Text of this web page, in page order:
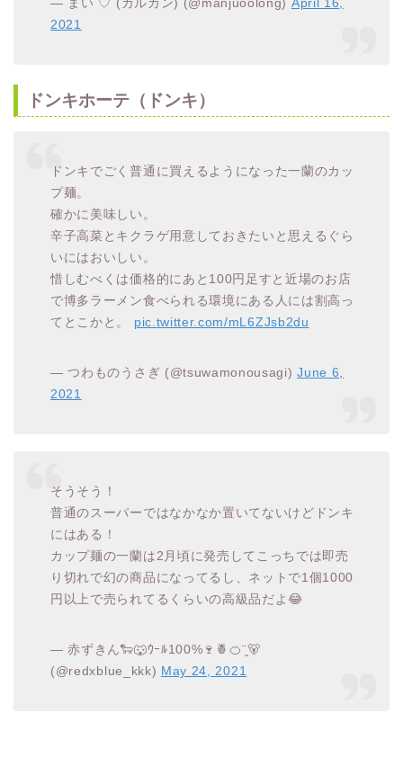
— まい ♡ (カルカン) (@manjuoolong) April 16,
2021
ドンキホーテ（ドンキ）
ドンキでごく普通に買えるようになった一蘭のカッ
プ麺。
確かに美味しい。
辛子高菜とキクラゲ用意しておきたいと思えるぐら
いにはおいしい。
惜しむべくは価格的にあと100円足すと近場のお店
で博多ラーメン食べられる環境にある人には割高っ
てとこかと。 pic.twitter.com/mL6ZJsb2du
— つわものうさぎ (@tsuwamonousagi)June 6,
2021
そうそう！
普通のスーパーではなかなか置いてないけどドンキ
にはある！
カップ麺の一蘭は2月頃に発売してこっちでは即売
り切れで幻の商品になってるし、ネットで1個1000
円以上で売られてるくらいの高級品だよ😂
— 赤ずきん🐑🐺ｳｰﾙ100%🍷🍍🍊¨̮🐻
(@redxblue_kkk) May 24, 2021